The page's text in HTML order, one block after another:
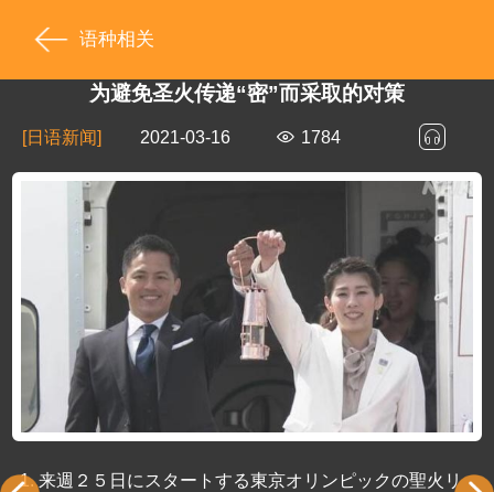
语种相关
为避免圣火传递“密”而采取的对策
[日语新闻] 2021-03-16 1784
1. 来週２５日にスタートする東京オリンピックの聖火リ